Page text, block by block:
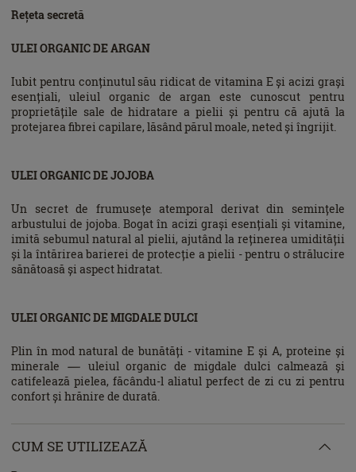
Rețeta secretă
ULEI ORGANIC DE ARGAN
Iubit pentru conținutul său ridicat de vitamina E și acizi grași
esențiali, uleiul organic de argan este cunoscut pentru
proprietățile sale de hidratare a pielii și pentru că ajută la
protejarea fibrei capilare, lăsând părul moale, neted și îngrijit.
ULEI ORGANIC DE JOJOBA
Un secret de frumusețe atemporal derivat din semințele
arbustului de jojoba. Bogat în acizi grași esențiali și vitamine,
imită sebumul natural al pielii, ajutând la reținerea umidității
și la întărirea barierei de protecție a pielii - pentru o strălucire
sănătoasă și aspect hidratat.
ULEI ORGANIC DE MIGDALE DULCI
Plin în mod natural de bunătăți - vitamine E și A, proteine ​​și
minerale — uleiul organic de migdale dulci calmează și
catifelează pielea, făcându-l aliatul perfect de zi cu zi pentru
confort și hrănire de durată.
CUM SE UTILIZEAZĂ